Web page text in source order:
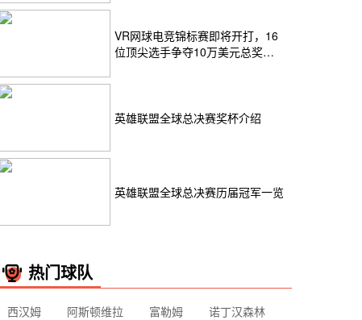
VR网球电竞锦标赛即将开打，16
位顶尖选手争夺10万美元总奖
英雄联盟全球总决赛奖杯介绍
英雄联盟全球总决赛历届冠军一览
热门球队
西汉姆 阿斯顿维拉 富勒姆
诺丁汉森林